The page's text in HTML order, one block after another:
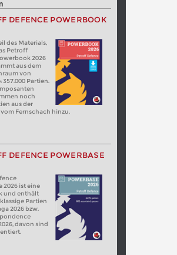
DEFENCE POWERBOOK
des Materials,
Petroff
2026
aus dem
von
357.000 Partien.
noch
aus der
Fernschach hinzu.
DEFENCE POWERBASE
2026 ist eine
und enthält
Partien
2026 bzw.
davon sind